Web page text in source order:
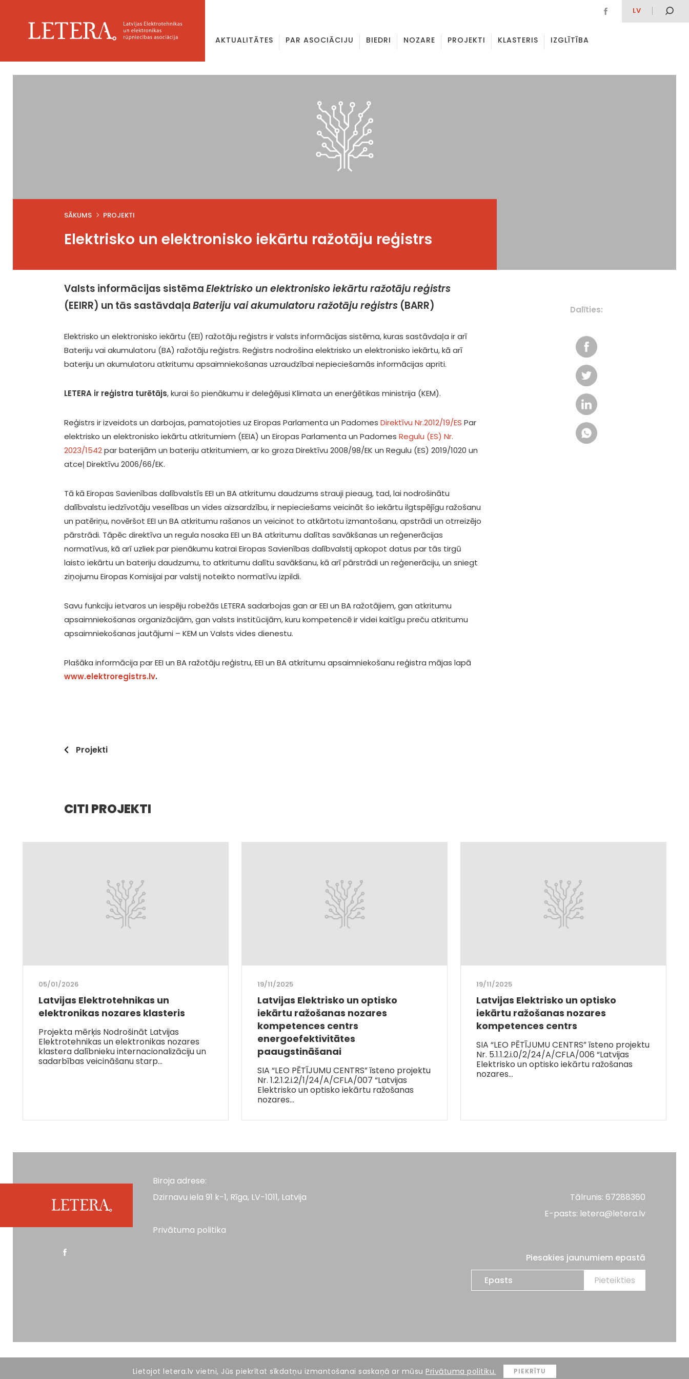
LV
AKTUALITĀTES PAR ASOCIĀCIJU BIEDRI NOZARE PROJEKTI KLASTERIS IZGLĪTĪBA
SĀKUMS PROJEKTI
Elektrisko un elektronisko iekārtu ražotāju reģistrs
Valsts informācijas sistēmaElektrisko un elektronisko iekārtu ražotāju reģistrs
(EEIRR) un tās sastāvdaļaBateriju vai akumulatoru ražotāju reģistrs (BARR)
Elektrisko un elektronisko iekārtu (EEI) ražotāju reģistrs ir valsts informācijas sistēma, kuras sastāvdaļa ir arī
Bateriju vai akumulatoru (BA) ražotāju reģistrs. Reģistrs nodrošina elektrisko un elektronisko iekārtu, kā arī
bateriju un akumulatoru atkritumu apsaimniekošanas uzraudzībai nepieciešamās informācijas apriti.
LETERA ir reģistra turētājs, kurai šo pienākumu ir deleģējusi Klimata un enerģētikas ministrija (KEM).
Reģistrs ir izveidots un darbojas, pamatojoties uz Eiropas Parlamenta un Padomes Direktīvu Nr.2012/19/ES Par
elektrisko un elektronisko iekārtu atkritumiem (EEIA) un Eiropas Parlamenta un Padomes Regulu (ES) Nr.
2023/1542par baterijām un bateriju atkritumiem, ar ko groza Direktīvu 2008/98/EK un Regulu (ES) 2019/1020 un
atceļ Direktīvu 2006/66/EK.
Tā kā Eiropas Savienības dalībvalstīs EEI un BA atkritumu daudzums strauji pieaug, tad, lai nodrošinātu
dalībvalstu iedzīvotāju veselības un vides aizsardzību, ir nepieciešams veicināt šo iekārtu ilgtspējīgu ražošanu
un patēriņu, novēršot EEI un BA atkritumu rašanos un veicinot to atkārtotu izmantošanu, apstrādi un otrreizējo
pārstrādi. Tāpēc direktīva un regula nosaka EEI un BA atkritumu dalītas savākšanas un reģenerācijas
normatīvus, kā arī uzliek par pienākumu katrai Eiropas Savienības dalībvalstij apkopot datus par tās tirgū
laisto iekārtu un bateriju daudzumu, to atkritumu dalītu savākšanu, kā arī pārstrādi un reģenerāciju, un sniegt
ziņojumu Eiropas Komisijai par valstij noteikto normatīvu izpildi.
Savu funkciju ietvaros un iespēju robežās LETERA sadarbojas gan ar EEI un BA ražotājiem, gan atkritumu
apsaimniekošanas organizācijām, gan valsts institūcijām, kuru kompetencē ir videi kaitīgu preču atkritumu
apsaimniekošanas jautājumi – KEM un Valsts vides dienestu.
Plašāka informācija par EEI un BA ražotāju reģistru, EEI un BA atkritumu apsaimniekošanu reģistra mājas lapā
www.elektroregistrs.lv.
Projekti
Dalīties:
CITI PROJEKTI
05/01/2026
Latvijas Elektrotehnikas un
elektronikas nozares klasteris
Projekta mērķis Nodrošināt Latvijas
Elektrotehnikas un elektronikas nozares
klastera dalībnieku internacionalizāciju un
sadarbības veicināšanu starp…
19/11/2025
Latvijas Elektrisko un optisko
iekārtu ražošanas nozares
kompetences centrs
energoefektivitātes
paaugstināšanai
SIA “LEO PĒTĪJUMU CENTRS” īsteno projektu
Nr. 1.2.1.2.i.2/1/24/A/CFLA/007 “Latvijas
Elektrisko un optisko iekārtu ražošanas
nozares…
19/11/2025
Latvijas Elektrisko un optisko
iekārtu ražošanas nozares
kompetences centrs
SIA “LEO PĒTĪJUMU CENTRS” īsteno projektu
Nr. 5.1.1.2.i.0/2/24/A/CFLA/006 “Latvijas
Elektrisko un optisko iekārtu ražošanas
nozares…
Biroja adrese:
Dzirnavu iela 91 k-1, Rīga, LV-1011, Latvija
Privātuma politika
Tālrunis: 67288360
E-pasts: letera@letera.lv
Piesakies jaunumiem epastā
Visas tiesības aizsargātas. LETERA 2026 Mājas lapas izstrāde:BRIGHT
Lietojot letera.lv vietni, Jūs piekrītat sīkdatņu izmantošanai saskaņā ar mūsu Privātuma politiku. PIEKRĪTU